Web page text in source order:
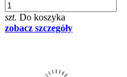
szt. Do koszyka
zobacz szczegóły